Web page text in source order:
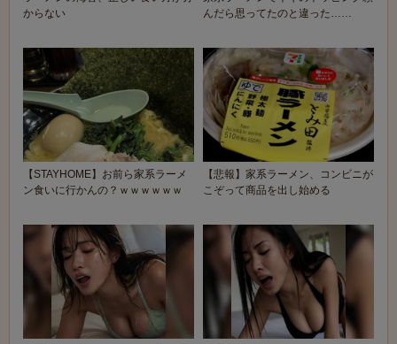
からない
んだら思ってたのと違った……
【STAYHOME】お前ら家系ラーメ
ン食いに行かんの？ｗｗｗｗｗｗ
【悲報】家系ラーメン、コンビニが
こぞって商品を出し始める